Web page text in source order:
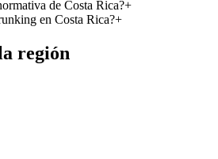
de Costa Rica?+
en Costa Rica?+
región